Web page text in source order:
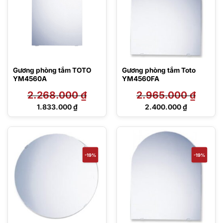
Gương phòng tắm TOTO
YM4560A
2.268.000₫
Giá
1.833.000₫
Giá
1.833.000 ₫.
Gương phòng tắm Toto
YM4560FA
2.965.000₫
Giá
2.965.000 ₫.
2.400.000₫
Giá
tại
2.400.000 ₫.
-19% -19%